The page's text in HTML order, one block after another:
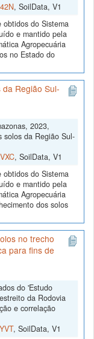
, SoilData, V1
obtidos do Sistema
e mantido pela
Agropecuária
no Estado do
Região Sul-
2023,
solos da Região Sul-
, SoilData, V1
obtidos do Sistema
e mantido pela
Agropecuária
dos solos
no trecho
para fins de
do 'Estudo
da Rodovia
e correlação
, SoilData, V1